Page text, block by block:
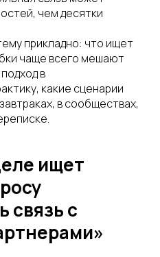
чем десятки
прикладно: что ищет
чаще всего мешают
в
какие сценарии
в сообществах,
ищет
связь с